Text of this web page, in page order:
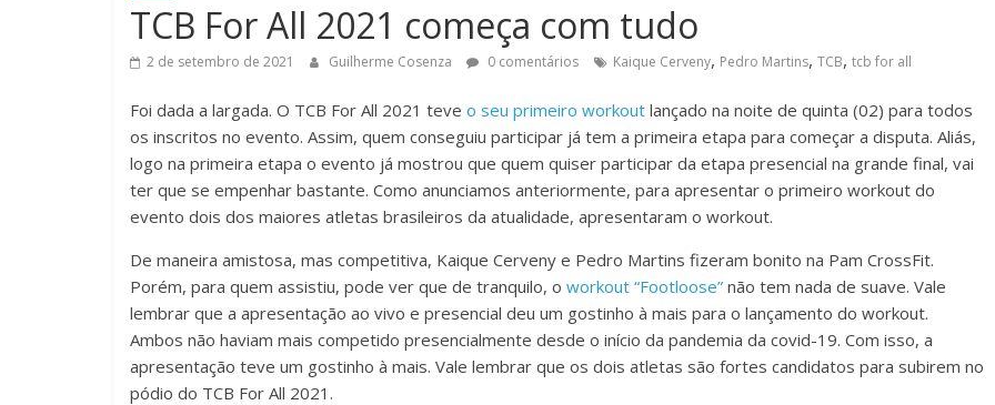
TCB For All 2021 começa com tudo
2 de setembro de 2021 Guilherme Cosenza 0 comentários Kaique Cerveny, Pedro Martins, TCB, tcb for all
Foi dada a largada. O TCB For All 2021 teve o seu primeiro workout lançado na noite de quinta (02) para todos
os inscritos no evento. Assim, quem conseguiu participar já tem a primeira etapa para começar a disputa. Aliás,
logo na primeira etapa o evento já mostrou que quem quiser participar da etapa presencial na grande final, vai
ter que se empenhar bastante. Como anunciamos anteriormente, para apresentar o primeiro workout do
evento dois dos maiores atletas brasileiros da atualidade, apresentaram o workout.
De maneira amistosa, mas competitiva, Kaique Cerveny e Pedro Martins fizeram bonito na Pam CrossFit.
Porém, para quem assistiu, pode ver que de tranquilo, o workout “Footloose” não tem nada de suave. Vale
lembrar que a apresentação ao vivo e presencial deu um gostinho à mais para o lançamento do workout.
Ambos não haviam mais competido presencialmente desde o início da pandemia da covid-19. Com isso, a
apresentação teve um gostinho à mais. Vale lembrar que os dois atletas são fortes candidatos para subirem no
pódio do TCB For All 2021.